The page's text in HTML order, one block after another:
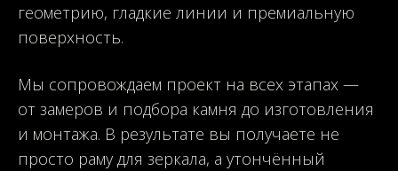
геометрию, гладкие линии и премиальную
поверхность.
Мы сопровождаем проект на всех этапах —
от замеров и подбора камня до изготовления
и монтажа. В результате вы получаете не
просто раму для зеркала, а утончённый